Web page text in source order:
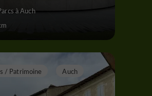
à Auch
/ Patrimoine Auch